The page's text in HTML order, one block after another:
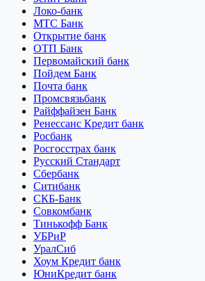
Локо-банк
МТС Банк
Открытие банк
ОТП Банк
Первомайский банк
Пойдем Банк
Почта банк
Промсвязьбанк
Райффайзен Банк
Ренессанс Кредит банк
Росбанк
Росгосстрах банк
Русский Стандарт
Сбербанк
Ситибанк
СКБ-Банк
Совкомбанк
Тинькофф Банк
УБРиР
УралСиб
Хоум Кредит банк
ЮниКредит банк